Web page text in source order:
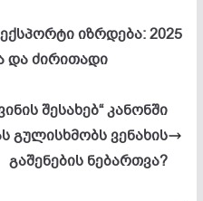
იზრდება: 2025
და ძირითადი
შესახებ“ კანონში
გულისხმობს ვენახის
გაშენების ნებართვა?